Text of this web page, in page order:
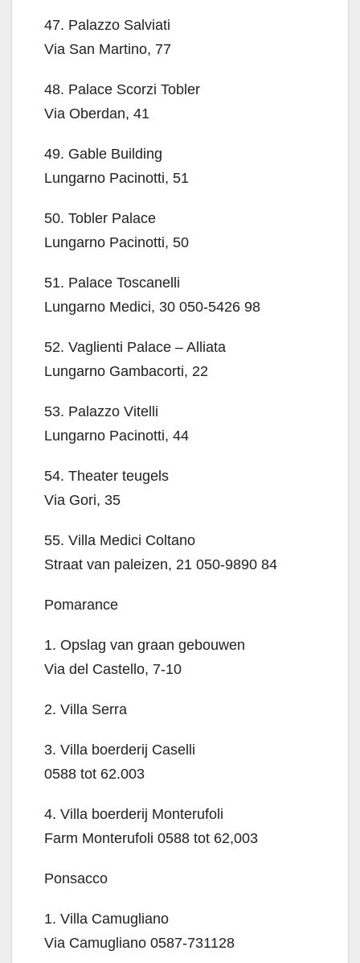
47. Palazzo Salviati
Via San Martino, 77
48. Palace Scorzi Tobler
Via Oberdan, 41
49. Gable Building
Lungarno Pacinotti, 51
50. Tobler Palace
Lungarno Pacinotti, 50
51. Palace Toscanelli
Lungarno Medici, 30 050-5426 98
52. Vaglienti Palace – Alliata
Lungarno Gambacorti, 22
53. Palazzo Vitelli
Lungarno Pacinotti, 44
54. Theater teugels
Via Gori, 35
55. Villa Medici Coltano
Straat van paleizen, 21 050-9890 84
Pomarance
1. Opslag van graan gebouwen
Via del Castello, 7-10
2. Villa Serra
3. Villa boerderij Caselli
0588 tot 62.003
4. Villa boerderij Monterufoli
Farm Monterufoli 0588 tot 62,003
Ponsacco
1. Villa Camugliano
Via Camugliano 0587-731128